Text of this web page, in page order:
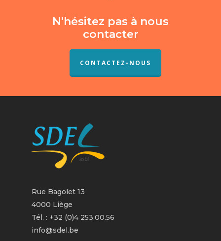
N'hésitez pas à nous
contacter
CONTACTEZ-NOUS
Rue Bagolet 13
4000 Liège
Tél. : +32 (0)4 253.00.56
info@sdel.be